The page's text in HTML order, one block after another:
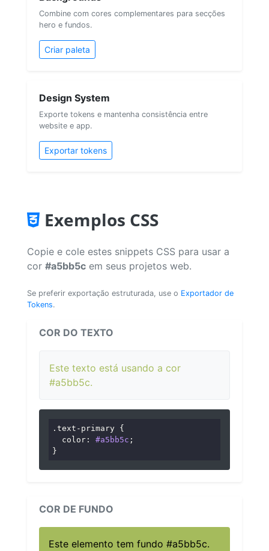
Combine com cores complementares para secções
hero e fundos.
Criar paleta
Design System
Exporte tokens e mantenha consistência entre
website e app.
Exportar tokens
Exemplos CSS
Copie e cole estes snippets CSS para usar a
cor #a5bb5c em seus projetos web.
Se preferir exportação estruturada, use o Exportador de
Tokens.
COR DO TEXTO
Este texto está usando a cor
#a5bb5c.
.text-primary {
color : #a5bb5c ;
}
COR DE FUNDO
Este elemento tem fundo #a5bb5c.